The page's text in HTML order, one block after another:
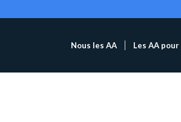
Nous les AA Les AA pour